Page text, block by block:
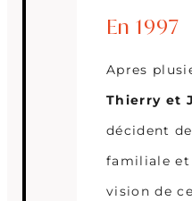
En 1997
Apres
Thierry et
décident
familiale
vision de